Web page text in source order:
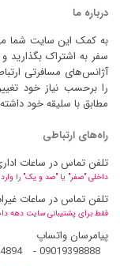
درباره ما
به کمک این سایت شما می
سفر به اشتراک بگذارید
آژانس‌های مسافرتی
را برحسب نیاز خود
مطابق با سلیقه خود
راه‌های ارتباطی
تلفن تماس در ساعات
داخلی "صفر" یا "صد و یک" را وارد
تلفن تماس در ساعات
فقط برای پشتیبانی سایت دهه
پیامرسان واتساپ
09019398888
-